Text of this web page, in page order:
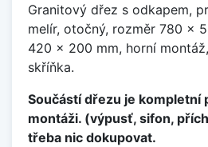
Granitový dřez s odkapem,
melír, otočný, rozměr 780 x
420 x 200 mm, horní
skříňka.
Součástí dřezu je kompletní
montáži. (výpusť, sifon,
třeba nic dokupovat.